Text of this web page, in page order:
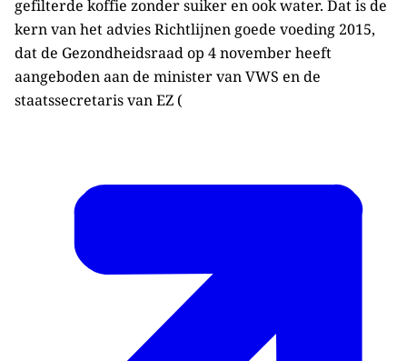
gefilterde koffie zonder suiker en ook water. Dat is de
kern van het advies Richtlijnen goede voeding 2015,
dat de Gezondheidsraad op 4 november heeft
aangeboden aan de minister van VWS en de
staatssecretaris van EZ (